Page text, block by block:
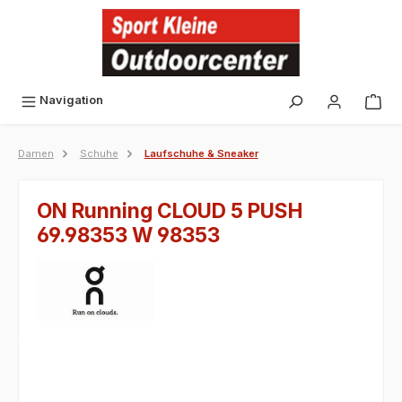
Navigation
Damen Schuhe Laufschuhe & Sneaker
ON Running CLOUD 5 PUSH
69.98353 W 98353